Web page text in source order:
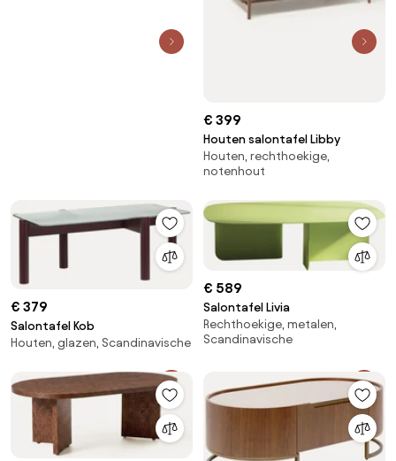
€ 399
Houten salontafel Libby
Houten, rechthoekige,
notenhout
€ 379
Salontafel Kob
Houten, glazen, Scandinavische
€ 589
Salontafel Livia
Rechthoekige, metalen,
Scandinavische